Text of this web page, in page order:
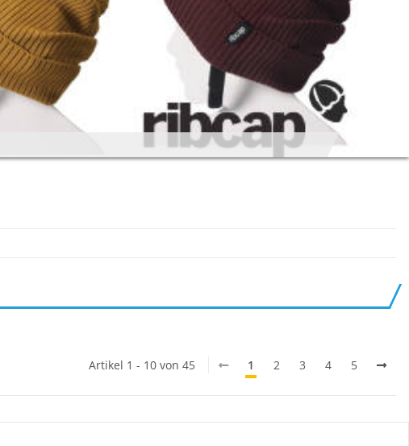
Artikel 1 - 10 von 45 1 2 3 4 5